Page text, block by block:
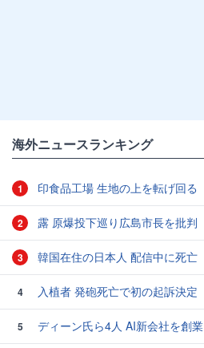
海外ニュースランキング
1 印食品工場 生地の上を転げ回る
2 露 原爆投下巡り広島市長を批判
3 韓国在住の日本人 配信中に死亡
4 入植者 発砲死亡で初の起訴決定
5
ディーン氏ら4人 AI新会社を創業